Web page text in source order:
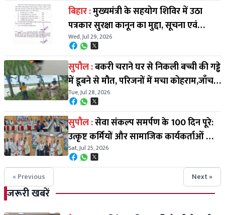
बिहार :मुख्यमंत्री के सहयोग शिविर में उठा
पत्रकार सुरक्षा कानून का मुद्दा, सूचना एवं
जनसंपर्क विभाग ने गठित की समीक्षा कमिटी
Wed, Jul 29, 2026
सुपौल :बकरी चराने घर से निकली बच्ची की गड्ढे
में डूबने से मौत, परिजनों में मचा कोहराम,जाँच में
जुटी पुलिस
Tue, Jul 28, 2026
सुपौल :सेवा संकल्प समर्पण के 100 दिन पूरे:
उत्कृष्ट कर्मियों और सामाजिक कार्यकर्ताओं को
डीएम सावन कुमार ने किया सम्मानित
Sat, Jul 25, 2026
« Previous Next »
जरूरी खबरें